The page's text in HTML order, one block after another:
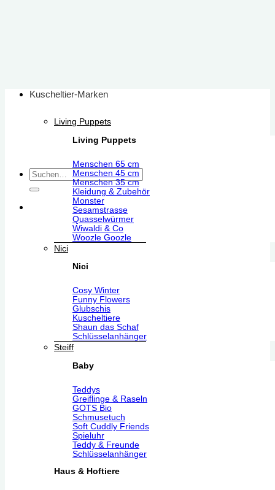
Suchen
nach:
Kuscheltier-Marken
Living Puppets
Living Puppets
Menschen 65 cm
Menschen 45 cm
Menschen 35 cm
Kleidung & Zubehör
Monster
Sesamstrasse
Quasselwürmer
Wiwaldi & Co
Woozle Goozle
Nici
Nici
Cosy Winter
Funny Flowers
Glubschis
Kuscheltiere
Shaun das Schaf
Schlüsselanhänger
Steiff
Baby
Teddys
Greiflinge & Raseln
GOTS Bio
Schmusetuch
Soft Cuddly Friends
Spieluhr
Teddy & Freunde
Schlüsselanhänger
Haus & Hoftiere